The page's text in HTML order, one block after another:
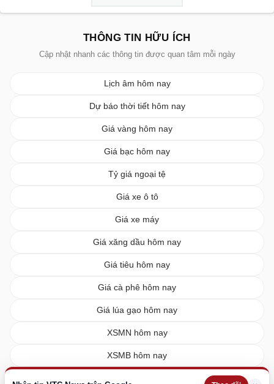
THÔNG TIN HỮU ÍCH
Cập nhật nhanh các thông tin được quan tâm mỗi ngày
Lịch âm hôm nay
Dự báo thời tiết hôm nay
Giá vàng hôm nay
Giá bạc hôm nay
Tỷ giá ngoại tệ
Giá xe ô tô
Giá xe máy
Giá xăng dầu hôm nay
Giá tiêu hôm nay
Giá cà phê hôm nay
Giá lúa gạo hôm nay
XSMN hôm nay
XSMB hôm nay